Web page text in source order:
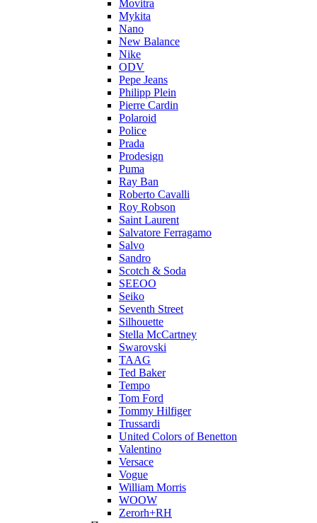
Movitra
Mykita
Nano
New Balance
Nike
ODV
Pepe Jeans
Philipp Plein
Pierre Cardin
Polaroid
Police
Prada
Prodesign
Puma
Ray Ban
Roberto Cavalli
Roy Robson
Saint Laurent
Salvatore Ferragamo
Salvo
Sandro
Scotch & Soda
SEEOO
Seiko
Seventh Street
Silhouette
Stella McCartney
Swarovski
TAAG
Ted Baker
Tempo
Tom Ford
Tommy Hilfiger
Trussardi
United Colors of Benetton
Valentino
Versace
Vogue
William Morris
WOOW
Zerorh+RH